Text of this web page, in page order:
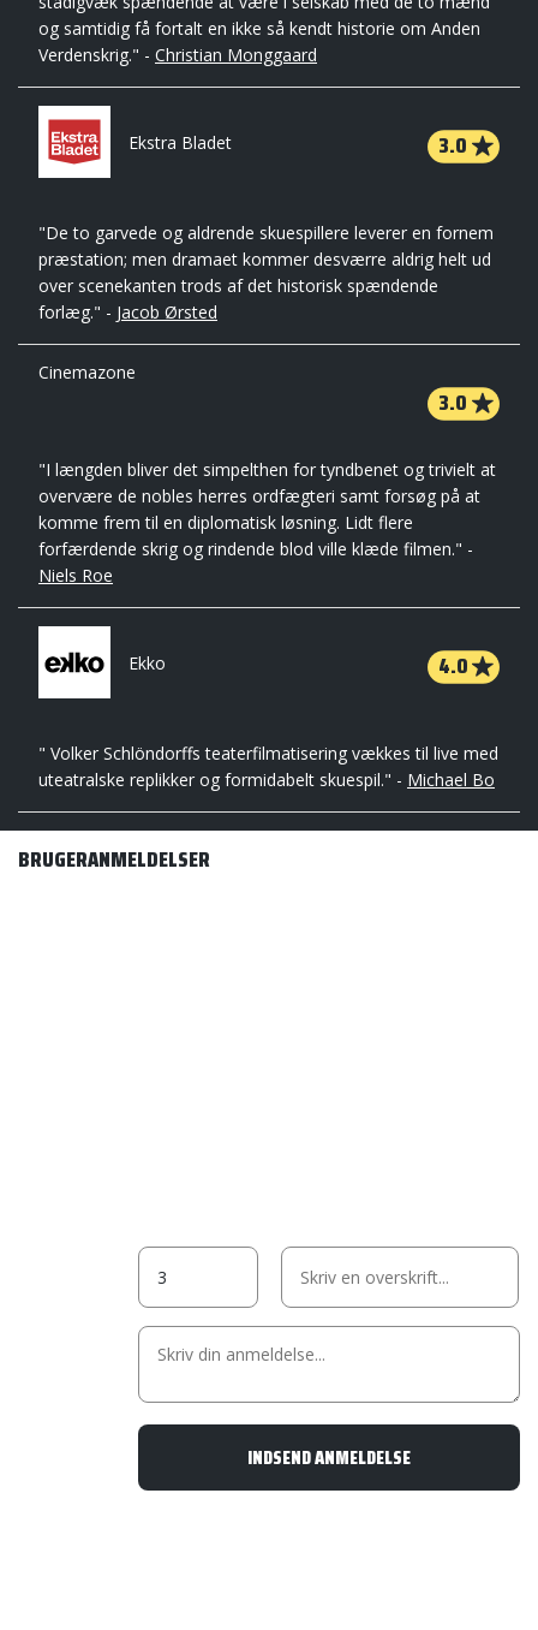
og samtidig få fortalt en ikke så kendt historie om Anden
Verdenskrig." - Christian Monggaard
Ekstra Bladet 3.0
"De to garvede og aldrende skuespillere leverer en fornem
præstation; men dramaet kommer desværre aldrig helt ud
over scenekanten trods af det historisk spændende
forlæg." - Jacob Ørsted
Cinemazone
3.0
"I længden bliver det simpelthen for tyndbenet og trivielt at
overvære de nobles herres ordfægteri samt forsøg på at
komme frem til en diplomatisk løsning. Lidt flere
forfærdende skrig og rindende blod ville klæde filmen." -
Niels Roe
Ekko 4.0
" Volker Schlöndorffs teaterfilmatisering vækkes til live med
uteatralske replikker og formidabelt skuespil." - Michael Bo
BRUGERANMELDELSER